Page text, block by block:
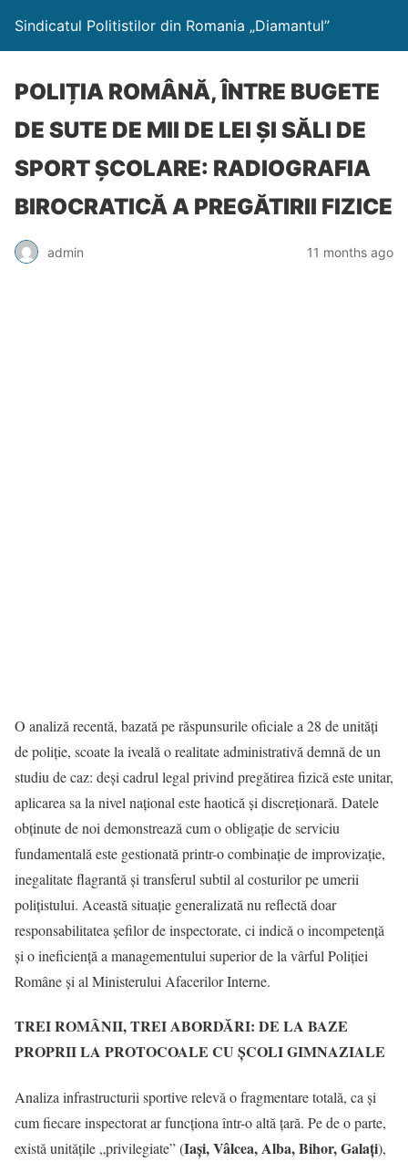
Sindicatul Politistilor din Romania „Diamantul”
POLIȚIA ROMÂNĂ, ÎNTRE BUGETE
DE SUTE DE MII DE LEI ȘI SĂLI DE
SPORT ȘCOLARE: RADIOGRAFIA
BIROCRATICĂ A PREGĂTIRII FIZICE
admin 11 months ago
O analiză recentă, bazată pe răspunsurile oficiale a 28 de unități
de poliție, scoate la iveală o realitate administrativă demnă de un
studiu de caz: deși cadrul legal privind pregătirea fizică este unitar,
aplicarea sa la nivel național este haotică și discreționară. Datele
obținute de noi demonstrează cum o obligație de serviciu
fundamentală este gestionată printr-o combinație de improvizație,
inegalitate flagrantă și transferul subtil al costurilor pe umerii
polițistului. Această situație generalizată nu reflectă doar
responsabilitatea șefilor de inspectorate, ci indică o incompetență
și o ineficiență a managementului superior de la vârful Poliției
Române și al Ministerului Afacerilor Interne.
TREI ROMÂNII, TREI ABORDĂRI: DE LA BAZE
PROPRII LA PROTOCOALE CU ȘCOLI GIMNAZIALE
Analiza infrastructurii sportive relevă o fragmentare totală, ca și
cum fiecare inspectorat ar funcționa într-o altă țară. Pe de o parte,
există unitățile „privilegiate” (Iași, Vâlcea, Alba, Bihor, Galați),